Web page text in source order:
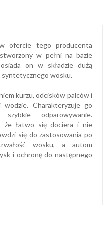
tego producenta
w pełni na bazie
on w składzie dużą
syntetycznego wosku.
kurzu, odcisków palców i
Charakteryzuje go
odparowywanie.
że łatwo się dociera i nie
się do zastosowania po
wosku, a autom
i ochronę do następnego